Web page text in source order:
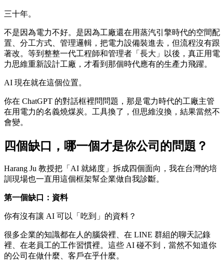
三十年。
不是因為電力不好。是因為工廠還在用蒸汽引擎時代的空間配
置、分工方式、管理邏輯，把電力設備裝進去，但流程沒有跟
著改。等到整整一代工程師和管理者「長大」以後，真正用電
力思維重新設計工廠，才看到那個時代應有的生產力飛躍。
AI 現在就在這個位置。
你在 ChatGPT 的對話框裡問問題，那是電力時代的工廠主管
在用電力的名義燒煤炭。工具換了，但思維沒換，結果當然不
會變。
四個缺口，哪一個才是你公司的問題？
Harang Ju 教授把「AI 就緒度」拆成四個面向，我在台灣的培
訓現場也一直用這個框架幫企業做自我診斷。
第一個缺口：資料
你有沒有讓 AI 可以「吃到」的資料？
很多企業的知識都在人的腦袋裡、在 LINE 群組的聊天記錄
裡、在老員工的工作習慣裡。這些 AI 碰不到，當然不知道你
的公司在做什麼、客戶在乎什麼。